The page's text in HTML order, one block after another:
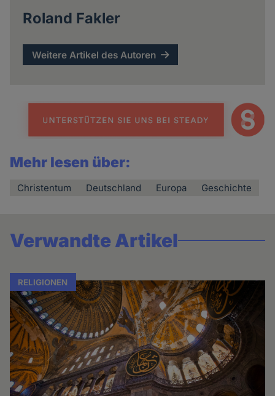
Roland Fakler
Weitere Artikel des Autoren
Mehr lesen über:
Christentum Deutschland Europa Geschichte
Verwandte Artikel
RELIGIONEN